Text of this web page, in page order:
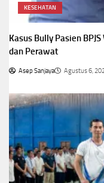
KESEHATAN
Kasus Bully Pasien
dan Perawat
Asep Sanjaya Agustus 6,